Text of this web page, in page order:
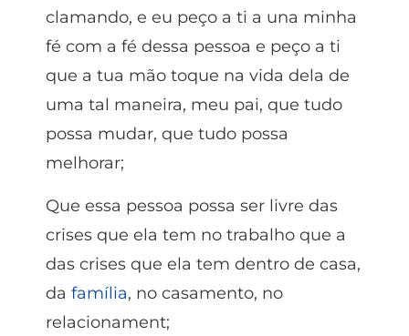
clamando, e eu peço a ti a una minha
fé com a fé dessa pessoa e peço a ti
que a tua mão toque na vida dela de
uma tal maneira, meu pai, que tudo
possa mudar, que tudo possa
melhorar;
Que essa pessoa possa ser livre das
crises que ela tem no trabalho que a
das crises que ela tem dentro de casa,
da família, no casamento, no
relacionament;